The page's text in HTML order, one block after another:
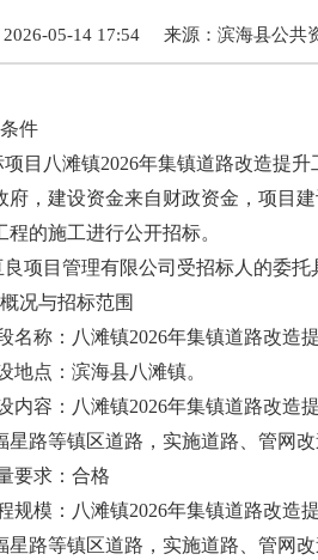
05-14 17:54 来源： 滨海县公共
件
目八滩镇2026年集镇道路改造提
府，建设资金来自财政资金，项目
程的施工进行公开招标。
良项目管理有限公司受招标人的委
况与招标范围
名称：八滩镇2026年集镇道路改造
地点：滨海县八滩镇。
内容：八滩镇2026年集镇道路改
星路等镇区道路，实施道路、管网
要求：合格
规模：八滩镇2026年集镇道路改
星路等镇区道路，实施道路、管网